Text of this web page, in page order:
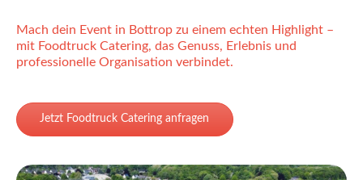
Mach dein Event in Bottrop zu einem echten Highlight –
mit Foodtruck Catering, das Genuss, Erlebnis und
professionelle Organisation verbindet.
Jetzt Foodtruck Catering anfragen